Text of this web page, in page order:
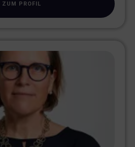
ZUM PROFIL